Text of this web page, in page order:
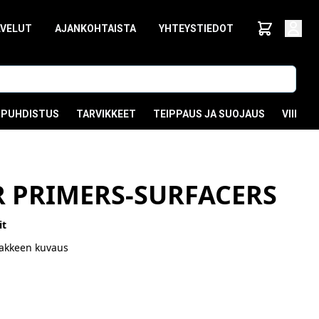
AJANKOHTAISTA YHTEYSTIEDOT
PUHDISTUS TARVIKKEET TEIPPAUS JA SUOJAUS
PRIMERS-SURFACERS
kuvaus